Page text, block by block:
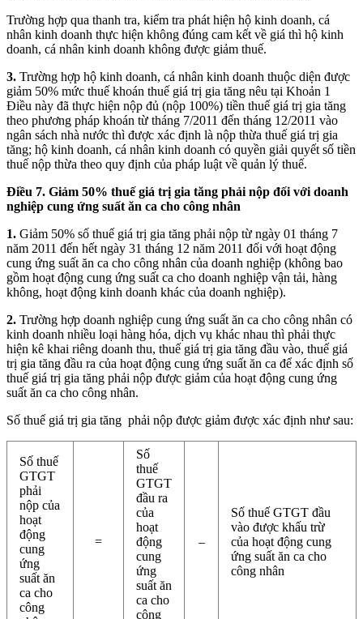
Trường hợp qua thanh tra, kiểm tra phát hiện hộ kinh doanh, cá
nhân kinh doanh thực hiện không đúng cam kết về giá thì hộ kinh
doanh, cá nhân kinh doanh không được giảm thuế.
3. Trường hợp hộ kinh doanh, cá nhân kinh doanh thuộc diện được
giảm 50% mức thuế khoán thuế giá trị gia tăng nêu tại Khoản 1
Điều này đã thực hiện nộp đủ (nộp 100%) tiền thuế giá trị gia tăng
theo phương pháp khoán từ tháng 7/2011 đến tháng 12/2011 vào
ngân sách nhà nước thì được xác định là nộp thừa thuế giá trị gia
tăng; hộ kinh doanh, cá nhân kinh doanh có quyền giải quyết số tiền
thuế nộp thừa theo quy định của pháp luật về quản lý thuế.
Điều 7. Giảm 50% thuế giá trị gia tăng phải nộp đối với doanh
nghiệp cung ứng suất ăn ca cho công nhân
1. Giảm 50% số thuế giá trị gia tăng phải nộp từ ngày 01 tháng 7
năm 2011 đến hết ngày 31 tháng 12 năm 2011 đối với hoạt động
cung ứng suất ăn ca cho công nhân của doanh nghiệp (không bao
gồm hoạt động cung ứng suất ca cho doanh nghiệp vận tải, hàng
không, hoạt động kinh doanh khác của doanh nghiệp).
2. Trường hợp doanh nghiệp cung ứng suất ăn ca cho công nhân có
kinh doanh nhiều loại hàng hóa, dịch vụ khác nhau thì phải thực
hiện kê khai riêng doanh thu, thuế giá trị gia tăng đầu vào, thuế giá
trị gia tăng đầu ra của hoạt động cung ứng suất ăn ca để xác định số
thuế giá trị gia tăng phải nộp được giảm của hoạt động cung ứng
suất ăn ca cho công nhân.
Số thuế giá trị gia tăng phải nộp được giảm được xác định như sau:
Số thuế
GTGT
phải
nộp của
hoạt
động
cung
ứng
suất ăn
ca cho
công
=
Số
thuế
GTGT
đầu ra
của
hoạt
động
cung
ứng
suất ăn
ca cho
công
–
Số thuế GTGT đầu
vào được khấu trừ
của hoạt động cung
ứng suất ăn ca cho
công nhân